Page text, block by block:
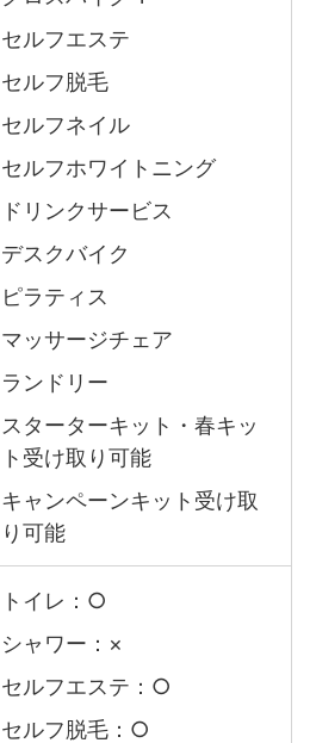
セルフエステ
セルフ脱毛
セルフネイル
セルフホワイトニング
ドリンクサービス
デスクバイク
ピラティス
マッサージチェア
ランドリー
スターターキット・春キッ
ト受け取り可能
キャンペーンキット受け取
り可能
トイレ：○
シャワー：×
セルフエステ：○
セルフ脱毛：○